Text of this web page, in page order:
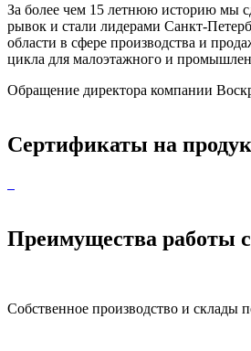
За более чем 15 летнюю историю мы
рывок и стали лидерами Санкт-
области в сфере производства и
цикла для малоэтажного и
Обращение директора компании
Сертификаты на
Преимущества работы
Собственное производство и склады